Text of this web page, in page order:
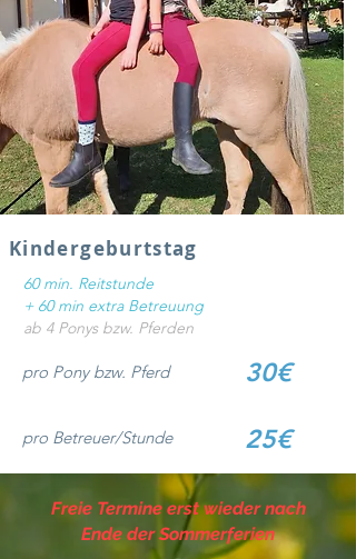
Kindergeburtstag
60 min. Reitstunde
+ 60 min extra Betreuung
ab 4 Ponys bzw. Pferden
pro Pony bzw. Pferd 30€
pro Betreuer/Stunde 25€
Freie Termine erst wieder nach
Ende der Sommerferien